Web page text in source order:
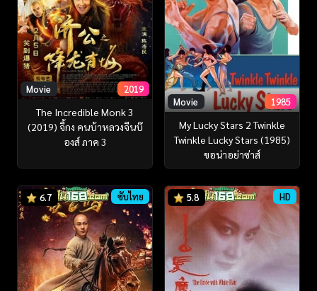
Movie 2019
The Incredible Monk 3
(2019) จี้กง คนบ้าหลวงจีนบ๊
องส์ ภาค 3
Movie 1985
My Lucky Stars 2 Twinkle
Twinkle Lucky Stars (1985)
ขอน่าอย่าซ่าส์
6.7 ซับไทย 5.8 HD